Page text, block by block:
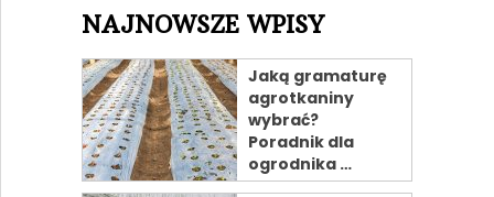
NAJNOWSZE WPISY
Jaką gramaturę
agrotkaniny
wybrać?
Poradnik dla
ogrodnika …